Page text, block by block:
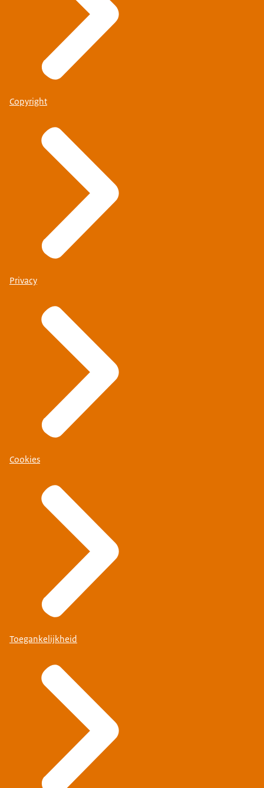
Copyright
Privacy
Cookies
Toegankelijkheid